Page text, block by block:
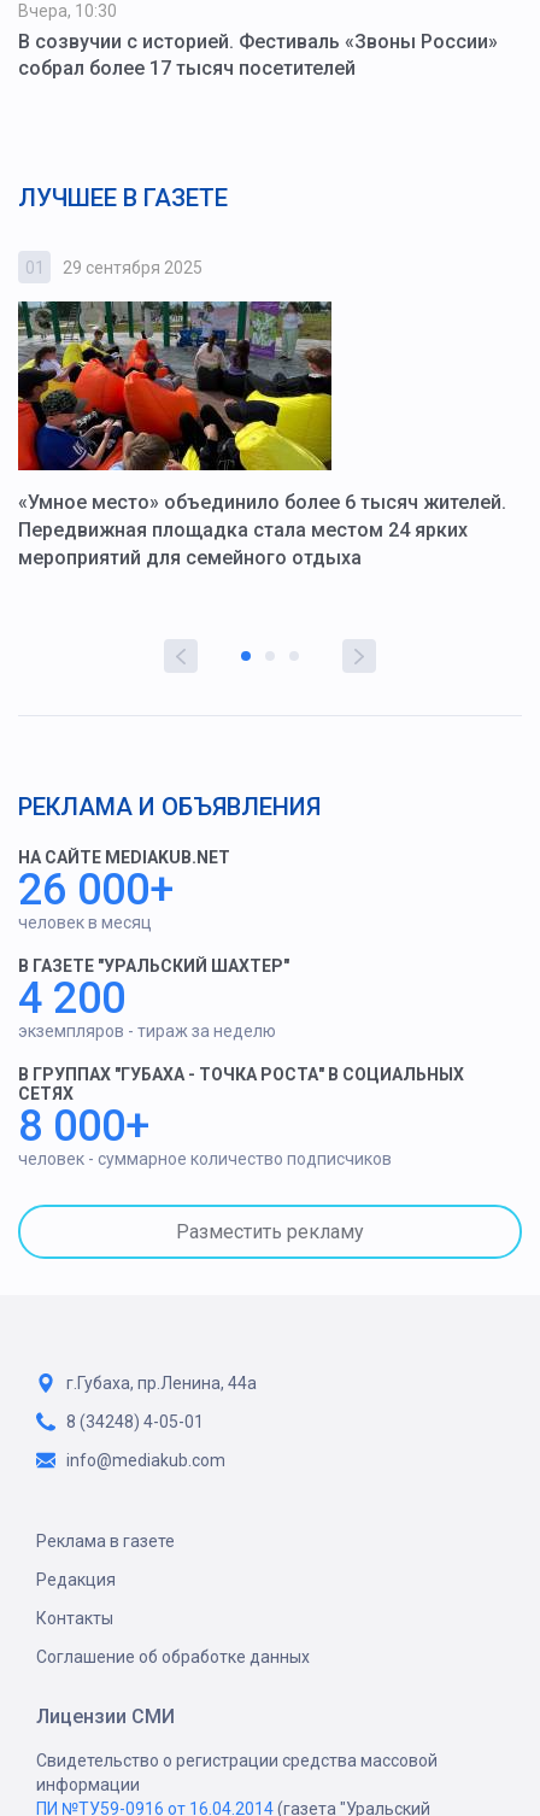
Вчера, 10:30
В созвучии с историей. Фестиваль «Звоны России»
собрал более 17 тысяч посетителей
ЛУЧШЕЕ В ГАЗЕТЕ
01 29 сентября 2025
«Умное место» объединило более 6 тысяч жителей.
Передвижная площадка стала местом 24 ярких
мероприятий для семейного отдыха
РЕКЛАМА И ОБЪЯВЛЕНИЯ
НА САЙТЕ MEDIAKUB.NET
26 000+
человек в месяц
В ГАЗЕТЕ "УРАЛЬСКИЙ ШАХТЕР"
4 200
экземпляров - тираж за неделю
В ГРУППАХ "ГУБАХА - ТОЧКА РОСТА" В СОЦИАЛЬНЫХ
СЕТЯХ
8 000+
человек - суммарное количество подписчиков
Разместить рекламу
г.Губаха, пр.Ленина, 44а
8 (34248) 4-05-01
info@mediakub.com
Реклама в газете
Редакция
Контакты
Соглашение об обработке данных
Лицензии СМИ
Свидетельство о регистрации средства массовой
информации
ПИ №ТУ59-0916 от 16.04.2014(газета "Уральский